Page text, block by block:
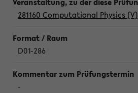
281160 Computational Physics (V)
D01-286
-